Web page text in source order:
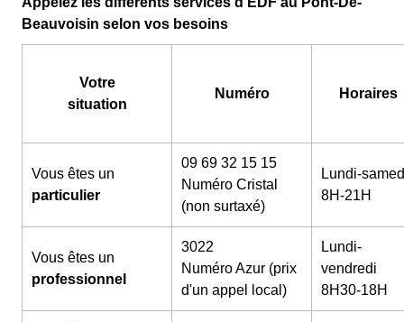
Beauvoisin selon vos besoins
Votre
situation
Numéro Horaires
Vous êtes un
particulier
09 69 32 15 15
Numéro Cristal
(non surtaxé)
Lundi-
8H-21H
Vous êtes un
professionnel
3022
Numéro Azur (prix
d'un appel local)
Lundi-
vendredi
8H30-18H